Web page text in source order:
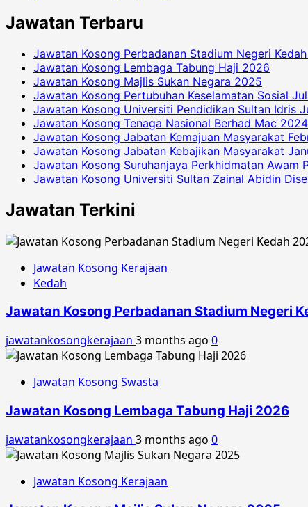
Jawatan Terbaru
Jawatan Kosong Perbadanan Stadium Negeri
Jawatan Kosong Lembaga Tabung Haji 2026
Jawatan Kosong Majlis Sukan Negara 2025
Jawatan Kosong Pertubuhan Keselamatan Sosial
Jawatan Kosong Universiti Pendidikan Sultan Idris
Jawatan Kosong Tenaga Nasional Berhad Mac 2024
Jawatan Kosong Jabatan Kemajuan Masyarakat
Jawatan Kosong Jabatan Kebajikan Masyarakat
Jawatan Kosong Suruhanjaya Perkhidmatan Awam
Jawatan Kosong Universiti Sultan Zainal Abidin
Jawatan Terkini
Jawatan Kosong Kerajaan
Kedah
Jawatan Kosong Perbadanan Stadium Negeri
jawatankosongkerajaan 3 months ago 0
Jawatan Kosong Swasta
Jawatan Kosong Lembaga Tabung Haji 2026
jawatankosongkerajaan 3 months ago 0
Jawatan Kosong Kerajaan